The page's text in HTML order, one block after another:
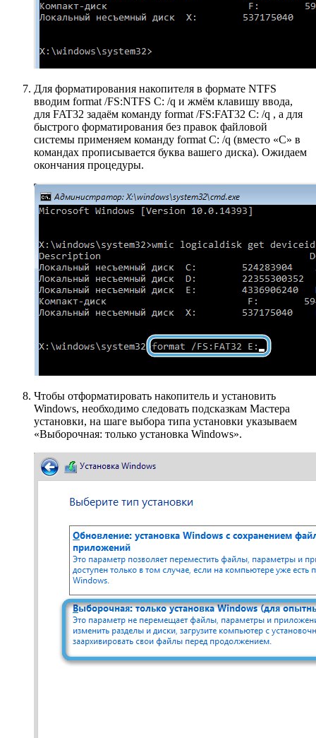
Для форматирования накопителя в формате NTFS
вводим format /FS:NTFS С: /q и жмём клавишу ввода,
для FAT32 задаём команду format /FS:FAT32 С: /q , а для
быстрого форматирования без правок файловой
системы применяем команду format С: /q (вместо «С» в
командах прописывается буква вашего диска). Ожидаем
окончания процедуры.
Чтобы отформатировать накопитель и установить
Windows, необходимо следовать подсказкам Мастера
установки, на шаге выбора типа установки указываем
«Выборочная: только установка Windows».